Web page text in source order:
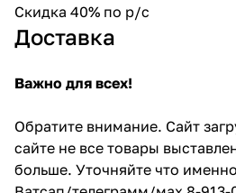
Скидка 40% по р/с
Доставка
Важно для всех!
Обратите внимание. Сайт
сайте не все товары
больше. Уточняйте что